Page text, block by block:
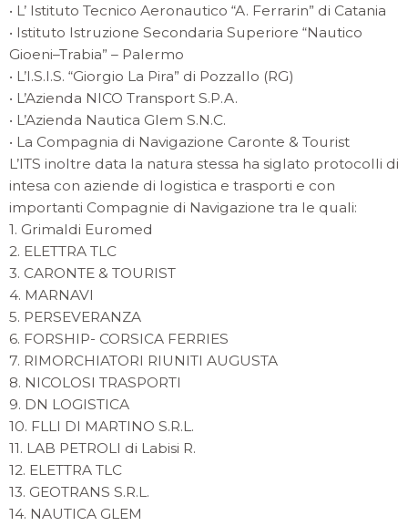
• L’ Istituto Tecnico Aeronautico “A. Ferrarin” di Catania
• Istituto Istruzione Secondaria Superiore “Nautico
Gioeni–Trabia” – Palermo
• L’I.S.I.S. “Giorgio La Pira” di Pozzallo (RG)
• L’Azienda NICO Transport S.P.A.
• L’Azienda Nautica Glem S.N.C.
• La Compagnia di Navigazione Caronte & Tourist
L’ITS inoltre data la natura stessa ha siglato protocolli di
intesa con aziende di logistica e trasporti e con
importanti Compagnie di Navigazione tra le quali:
1. Grimaldi Euromed
2. ELETTRA TLC
3. CARONTE & TOURIST
4. MARNAVI
5. PERSEVERANZA
6. FORSHIP- CORSICA FERRIES
7. RIMORCHIATORI RIUNITI AUGUSTA
8. NICOLOSI TRASPORTI
9. DN LOGISTICA
10. FLLI DI MARTINO S.R.L.
11. LAB PETROLI di Labisi R.
12. ELETTRA TLC
13. GEOTRANS S.R.L.
14. NAUTICA GLEM